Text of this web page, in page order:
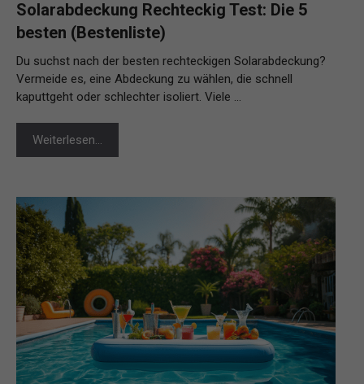
Solarabdeckung Rechteckig Test: Die 5
besten (Bestenliste)
Du suchst nach der besten rechteckigen Solarabdeckung?
Vermeide es, eine Abdeckung zu wählen, die schnell
kaputtgeht oder schlechter isoliert. Viele …
Weiterlesen…